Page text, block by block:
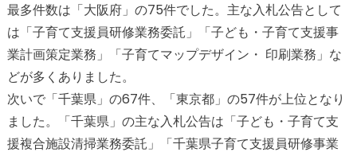
最多件数は「大阪府」の75件でした。主な入札公告として
は「子育て支援員研修業務委託」「子ども・子育て支援事
業計画策定業務」「子育てマップデザイン・ 印刷業務」な
どが多くありました。
次いで「千葉県」の67件、「東京都」の57件が上位となり
ました。「千葉県」の主な入札公告は「子ども・子育て支
援複合施設清掃業務委託」「千葉県子育て支援員研修事業